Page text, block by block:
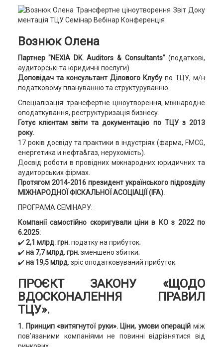
Вознюк Олена
Партнер "NEXIA DK. Auditors & Consultants"(податкові,
аудиторські та юридичні послуги).
Доповідач та консультант Ділового Клубупо ТЦУ, м/н
податковому плануванню та структуруванню.
Спеціалізація: трансфертне ціноутворення, міжнародне
оподаткування, реструктуризація бизнесу.
Готує клієнтам звіти та документацію по ТЦУ з 2013
року.
17 років досвіду та практики в індустріях (фарма, FMCG,
енергетика и нефта&газ, нерухомість).
Досвід роботи в провідних міжнародних юридичних та
аудиторських фірмах.
Протягом 2014-2016 президент українського підрозділу
МІЖНАРОДНОЇ ФІСКАЛЬНОЇ АСОЦІАЦІЇ (IFA).
ПРОГРАМА СЕМІНАРУ:
Компанії самостійно скоригували ціни в КО з 2022 по
6.2025:
✔️2,1 млрд. грн.податку на прибуток;
✔️на 7,7 млрд. грн.зменшено збитки;
✔️на 19,5 млрд.зріс оподатковуваний прибуток.
ПРОЄКТ ЗАКОНУ «ЩОДО
ВДОСКОНАЛЕННЯ ПРАВИЛ
ТЦУ».
1. Принцип «витягнутої руки». Ціни, умови операцій між
пов’язаними компаніями не повинні відрізнятися від